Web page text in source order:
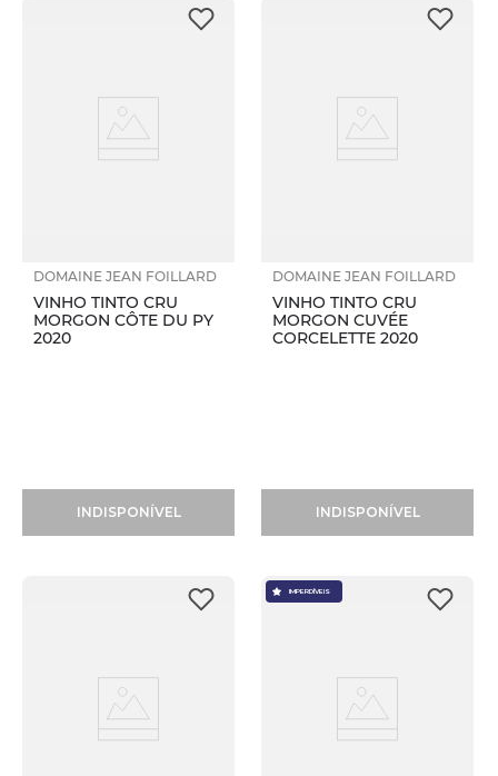
DOMAINE JEAN FOILLARD
VINHO TINTO CRU
MORGON CÔTE DU PY
2020
INDISPONÍVEL
DOMAINE JEAN FOILLARD
VINHO TINTO CRU
MORGON CUVÉE
CORCELETTE 2020
INDISPONÍVEL
IMPERDÍVEIS